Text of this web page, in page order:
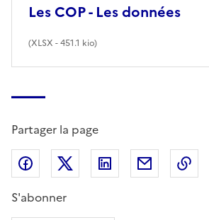
Les COP - Les données
(XLSX - 451.1 kio)
Partager la page
Partager sur Facebook
Partager sur X
Partager surPartager
S'abonner